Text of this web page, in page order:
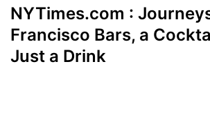
NYTimes.com :
Francisco Bars, a
Just a Drink